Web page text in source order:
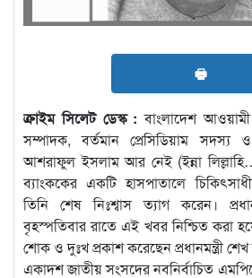
🖶
ক্রাইম সিলেট ডেস্ক : বাংলাদেশ
সম্পাদক, বর্তমান প্রেসিডিয়াম সদস্য ও
আশরাফুল ইসলাম আর নেই (ইন্না
ব্যাংককের একটি হাসপাতালে
তিনি শেষ নিঃশ্বাস ত্যাগ করেন।
বৃহস্পতিবার রাতে এই খবর নিশ্চিত করা
শোক ও দুঃখ প্রকাশ করেছেন প্রধানমন্ত্রী শেখ
একাদশ জাতীয় সংসদের নবনির্বাচিত